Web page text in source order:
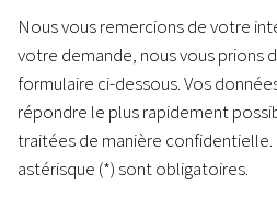
Nous vous remercions de votre
votre demande, nous vous prions
formulaire ci-dessous. Vos
répondre le plus rapidement
traitées de manière confidentielle.
astérisque (*) sont obligatoires.